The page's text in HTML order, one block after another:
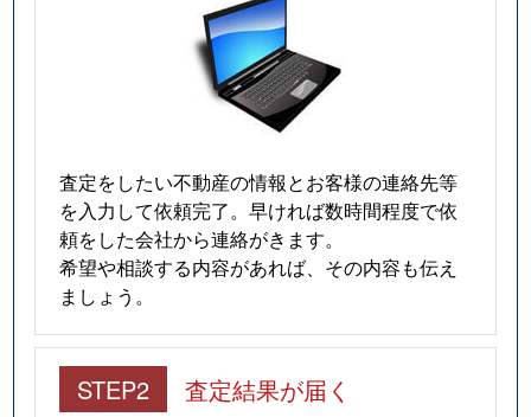
査定をしたい不動産の情報とお客様の連絡先等
を入力して依頼完了。早ければ数時間程度で依
頼をした会社から連絡がきます。
希望や相談する内容があれば、その内容も伝え
ましょう。
STEP2 査定結果が届く